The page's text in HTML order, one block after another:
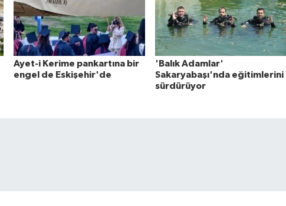
Ayet-i Kerime pankartına bir
engel de Eskişehir'de
'Balık Adamlar'
Sakaryabaşı'nda eğitimlerini
sürdürüyor